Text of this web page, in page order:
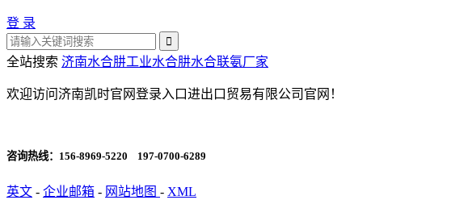
登 录
全站搜索 济南水合肼工业水合肼水合联氨厂家
欢迎访问济南凯时官网登录入口进出口贸易有限公司官网！
咨询热线： 156-8969-5220 197-0700-6289
英文 - 企业邮箱 - 网站地图 - XML